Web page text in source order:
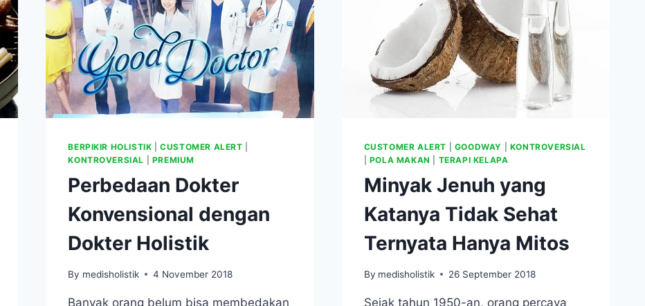
BERPIKIR HOLISTIK |CUSTOMER ALERT
KONTROVERSIAL
PREMIUM
Perbedaan Dokter
Konvensional dengan
Dokter Holistik
By medisholistik 4 November 2018
Banyak orang belum bisa membedakan
CUSTOMER ALERT GOODWAY
KONTROVERSIAL
POLA MAKAN TERAPI KELAPA
Minyak Jenuh yang
Katanya Tidak Sehat
Ternyata Hanya Mitos
By medisholistik 26 September 2018
Sejak tahun 1950-an, orang percaya